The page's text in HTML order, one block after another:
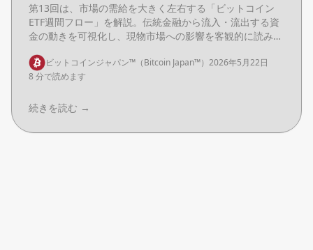
第13回は、市場の需給を大きく左右する「ビットコイン
ETF週間フロー」を解説。伝統金融から流入・流出する資
金の動きを可視化し、現物市場への影響を客観的に読み解
ビットコインジャパン™（Bitcoin Japan™） 2026年5月22日
8 分で読めます
続きを読む →